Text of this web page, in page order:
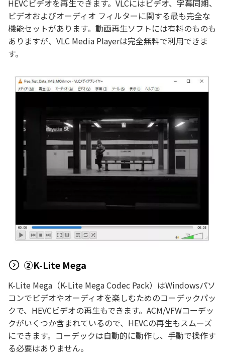
HEVCビデオを再生できます。VLCにはビデオ、字幕同期、
ビデオおよびオーディオ フィルターに関する最も完全な
機能セットがあります。動画再生ソフトには有料のものも
ありますが、VLC Media Playerは完全無料で利用できま
す。
②K-Lite Mega
K-Lite Mega（K-Lite Mega Codec Pack）はWindowsパソ
コンでビデオやオーディオを楽しむためのコーデックパッ
クで、HEVCビデオの再生もできます。ACM/VFWコーデッ
クがいくつか含まれているので、HEVCの再生もスムーズ
にできます。コーデックは自動的に動作し、手動で操作す
る必要はありません。